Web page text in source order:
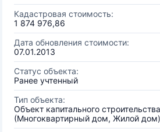
Кадастровая стоимость:
1 874 976,86
Дата обновления стоимости:
07.01.2013
Статус объекта:
Ранее учтенный
Тип объекта:
Объект капитального
(Многоквартирный дом, Жилой дом)